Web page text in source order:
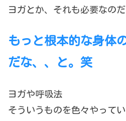
ヨガとか、それも必要なのだ
もっと根本的な身体
だな、、と。笑
ヨガや呼吸法
そういうものを色々やってい